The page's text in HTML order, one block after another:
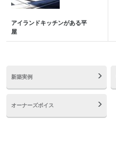
アイランドキッチンがある平
屋
新築実例
オーナーズボイス